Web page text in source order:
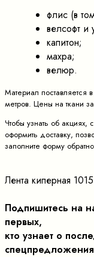
флис (в
велсофт и
капитон;
махра;
велюр.
Материал поставляется
метров. Цены на ткани
Чтобы узнать об акциях,
оформить доставку,
заполните форму
Лента киперная
Подпишитесь на
первых,
кто узнает о